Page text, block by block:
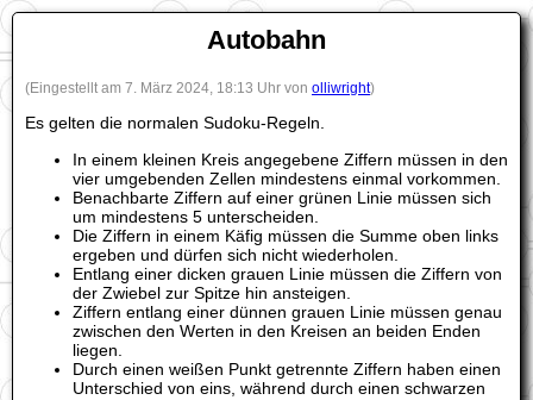
Autobahn
(Eingestellt am 7. März 2024, 18:13 Uhr von olliwright)
Es gelten die normalen Sudoku-Regeln.
In einem kleinen Kreis angegebene Ziffern müssen in den
vier umgebenden Zellen mindestens einmal vorkommen.
Benachbarte Ziffern auf einer grünen Linie müssen sich
um mindestens 5 unterscheiden.
Die Ziffern in einem Käfig müssen die Summe oben links
ergeben und dürfen sich nicht wiederholen.
Entlang einer dicken grauen Linie müssen die Ziffern von
der Zwiebel zur Spitze hin ansteigen.
Ziffern entlang einer dünnen grauen Linie müssen genau
zwischen den Werten in den Kreisen an beiden Enden
liegen.
Durch einen weißen Punkt getrennte Ziffern haben einen
Unterschied von eins, während durch einen schwarzen